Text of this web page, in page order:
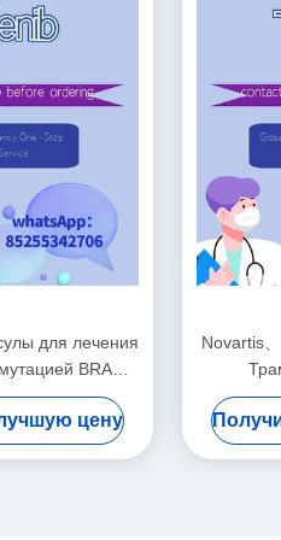
для лечения
BRAF
цену
Novartis
толстой